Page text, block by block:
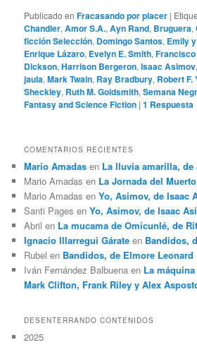
Publicado en Fracasando por placer |
Chandler,Amor S.A.,Ayn Rand, Bruguera,
ficción Selección, Domingo Santos, Emily
Enrique Lázaro, Evelyn E. Smith,
Dickson,Harrison Bergeron,Isaac Asimov
jaula,Mark Twain, Ray Bradbury, Robert F.
Sheckley, Ruth M. Goldsmith,Semana
Fantasy and Science Fiction |1 Respuesta
COMENTARIOS RECIENTES
Mario Amadas en La lluvia amarilla,
Mario Amadas en La Jornada del
Mario Amadas enYo, Asimov, de Isaac
Santi Pages enYo, Asimov, de Isaac
Abril en La mucama de Omicunlé, de
Ignacio Illarregui Gárate en Bandidos,
Rubel en Bandidos, de Elmore Leonard
Iván Fernández Balbuena en La
Mark Clifton, Frank Riley y Alex
DESENTERRANDO CONTENIDOS
2025